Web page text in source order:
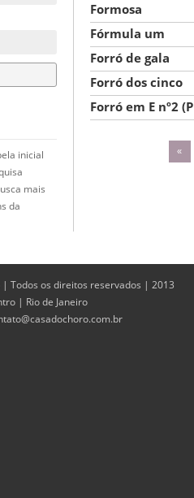
inicial
mais
da
Formosa
Fórmula um
Forró de gala
Forró dos cinco
Forró em E nº2
«
| Todos os direitos reservados | 2013
| Rio de Janeiro